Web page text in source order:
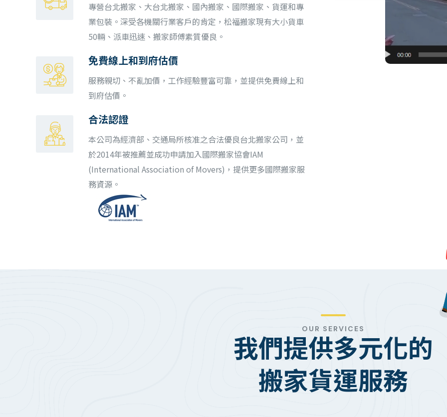
專營台北搬家、大台北搬家、國內搬家、國際搬家、貨運和專
業包裝。深受各機關行業客戶的肯定，松福搬家現有大小貨車
50輛、派車迅速、搬家師傅素質優良。
免費線上和到府估價
服務親切、不亂加價，工作經驗豐富可靠，並提供免費線上和
到府估價。
合法認證
本公司為經濟部、交通局所核准之合法優良台北搬家公司，並
於2014年被推薦並成功申請加入國際搬家協會IAM
(International Association of Movers)，提供更多國際搬家服
務資源。
OUR SERVICES
我們提供多元化的
搬家貨運服務